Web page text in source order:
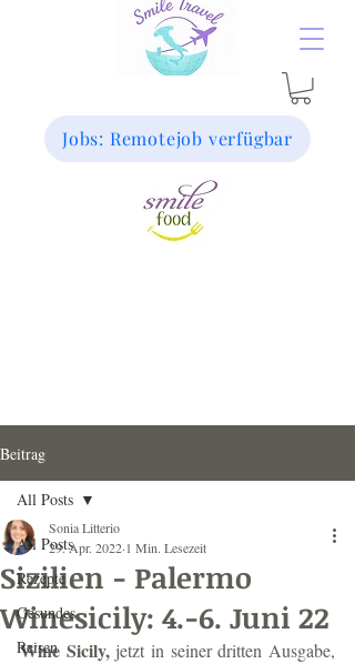
Jobs: Remotejob verfügbar
Beitrag
All Posts
Rezepte
Gesundes
Reisen
All Posts
Sizilien - Palermo
Winesicily: 4.-6. Juni 22
Sonia Litterio
29. Apr. 2022 1 Min. Lesezeit
Wine Sicily, jetzt in seiner dritten Ausgabe,